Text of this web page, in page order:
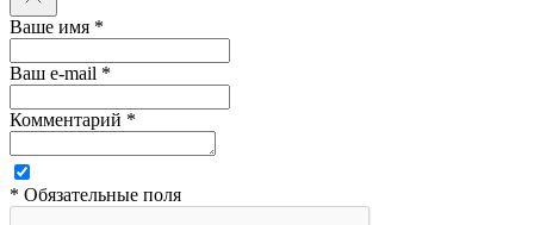
Ваше имя *
Ваш e-mail *
Комментарий *
* Обязательные поля